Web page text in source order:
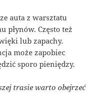
auta z warsztatu
płynów. Często też
lub zapachy.
może zapobiec
sporo pieniędzy.
trasie warto obejrzeć